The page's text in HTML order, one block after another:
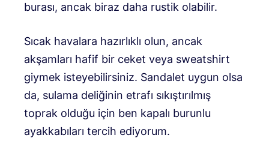
burası, ancak biraz daha rustik olabilir.
Sıcak havalara hazırlıklı olun, ancak
akşamları hafif bir ceket veya sweatshirt
giymek isteyebilirsiniz. Sandalet uygun olsa
da, sulama deliğinin etrafı sıkıştırılmış
toprak olduğu için ben kapalı burunlu
ayakkabıları tercih ediyorum.